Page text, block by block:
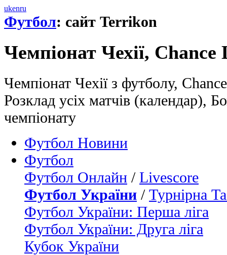
ukenru
Футбол: сайт Terrikon
Чемпіонат Чехії, Chance
Чемпіонат Чехії з футболу,
Розклад усіх матчів (календар),
чемпіонату
Футбол Новини
Футбол
Футбол Онлайн / Livescore
Футбол України / Турнірна
Футбол України: Перша ліга
Футбол України: Друга ліга
Кубок України